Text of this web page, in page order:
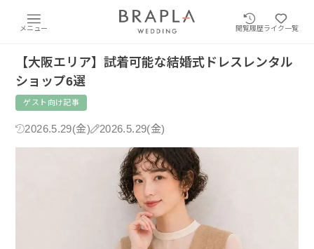
メニュー 閲覧履歴ライク一覧
【大阪エリア】試着可能な結婚式ドレスレンタル
ショップ6選
ゲスト向け記事
2026.5.29(金) 2026.5.29(金)